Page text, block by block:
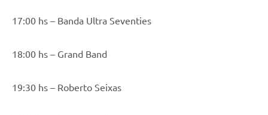
17:00 hs – Banda Ultra Seventies
18:00 hs – Grand Band
19:30 hs – Roberto Seixas